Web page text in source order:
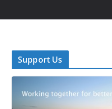
Support Us